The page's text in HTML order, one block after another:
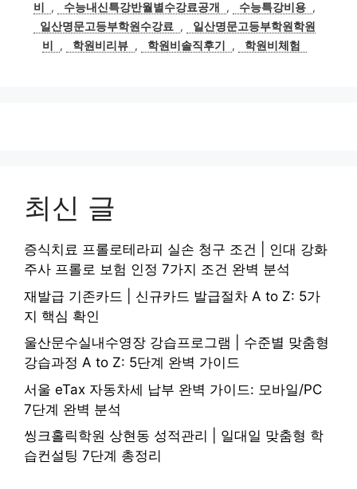
비
, 수능내신특강반월별수강료공개 , 수능특강비용 ,
일산명문고등부학원수강료
,
일산명문고등부학원학원
비
, 학원비리뷰 , 학원비솔직후기 , 학원비체험
최신 글
증식치료 프롤로테라피 실손 청구 조건 | 인대 강화
주사 프롤로 보험 인정 7가지 조건 완벽 분석
재발급 기존카드 | 신규카드 발급절차 A to Z: 5가
지 핵심 확인
울산문수실내수영장 강습프로그램 | 수준별 맞춤형
강습과정 A to Z: 5단계 완벽 가이드
서울 eTax 자동차세 납부 완벽 가이드: 모바일/PC
7단계 완벽 분석
씽크홀릭학원 상현동 성적관리 | 일대일 맞춤형 학
습컨설팅 7단계 총정리